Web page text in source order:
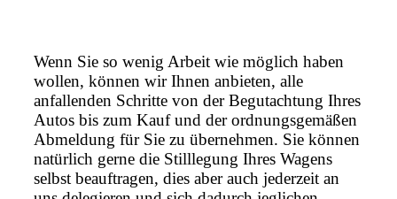
Wenn Sie so wenig Arbeit wie möglich haben
wollen, können wir Ihnen anbieten, alle
anfallenden Schritte von der Begutachtung Ihres
Autos bis zum Kauf und der ordnungsgemäßen
Abmeldung für Sie zu übernehmen. Sie können
natürlich gerne die Stilllegung Ihres Wagens
selbst beauftragen, dies aber auch jederzeit an